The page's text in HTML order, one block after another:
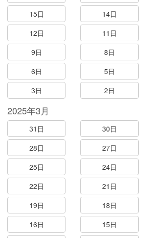
15日
14日
12日
11日
9日
8日
6日
5日
3日
2日
2025年3月
31日 30日
28日
27日
25日
24日
22日
21日
19日
18日
16日
15日